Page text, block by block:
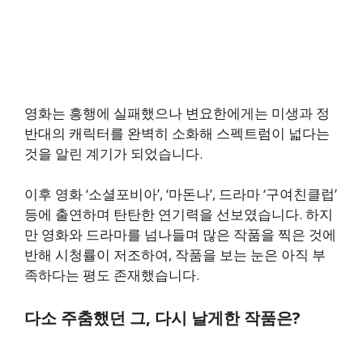
영화는 흥행에 실패했으나 변요한에게는 미생과 정
반대의 캐릭터를 완벽히 소화해 스펙트럼이 넓다는
것을 알린 계기가 되었습니다.
이후 영화 ‘소셜포비아’, ‘마돈나’, 드라마 ‘구여친클럽’
등에 출연하며 탄탄한 연기력을 선보였습니다. 하지
만 영화와 드라마를 넘나들며 많은 작품을 찍은 것에
반해 시청률이 저조하여, 작품을 보는 눈은 아직 부
족하다는 평도 존재했습니다.
다소 주춤했던 그, 다시 날게한 작품은?